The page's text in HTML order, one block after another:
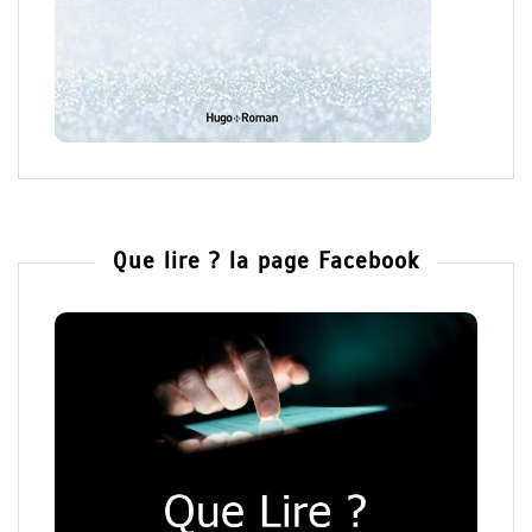
Que lire ? la page Facebook